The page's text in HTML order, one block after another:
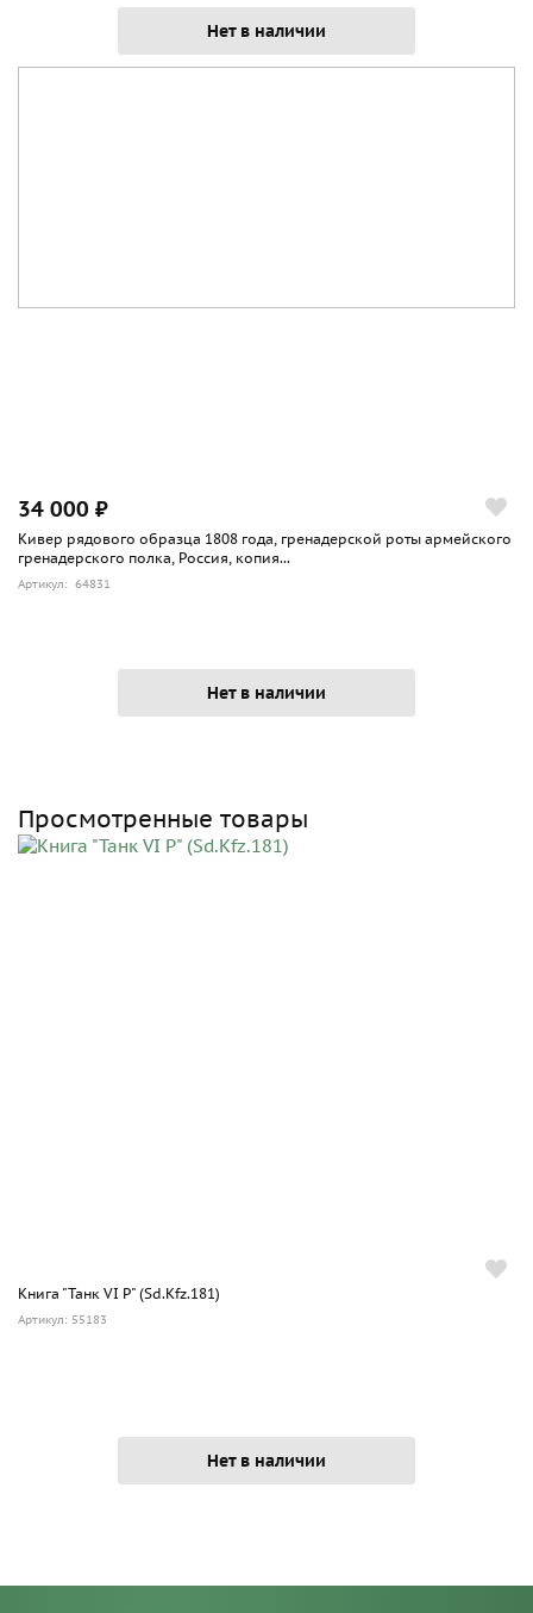
Нет в наличии
34 000 ₽
Кивер рядового образца 1808 года, гренадерской роты армейского
гренадерского полка, Россия, копия...
Артикул: 64831
Нет в наличии
Просмотренные товары
Книга "Танк VI P" (Sd.Kfz.181)
Артикул: 55183
Нет в наличии